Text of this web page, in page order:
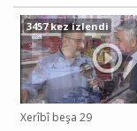
Xerîbî beşa 29
3457 kez izlendi